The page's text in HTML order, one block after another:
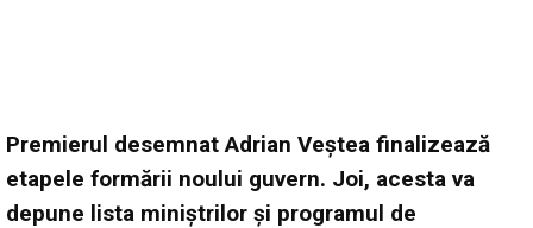
Premierul desemnat Adrian Veștea finalizează
etapele formării noului guvern. Joi, acesta va
depune lista miniștrilor și programul de